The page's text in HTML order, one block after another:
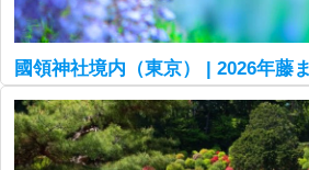
國領神社境内（東京） | 2026年藤